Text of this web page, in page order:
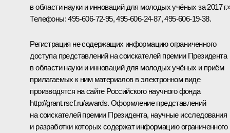
в области науки и инноваций для молодых учёных за 2017
Телефоны: 495‑606‑72‑95, 495‑606‑24‑87, 495‑606‑19‑38.
Регистрация не содержащих информацию ограниченного
доступа представлений на соискателей премии Президента
в области науки и инноваций для молодых учёных и приём
прилагаемых к ним материалов в электронном виде
производятся на сайте Российского научного фонда
http://grant.rscf.ru/awards. Оформление представлений
на соискателей премии Президента, научные исследования
и разработки которых содержат информацию ограниченного